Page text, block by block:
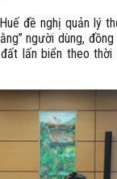
đề nghị quản lý
người dùng,
lấn biển theo thời